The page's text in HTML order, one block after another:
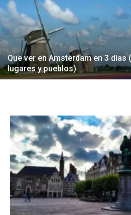
Que ver en Amsterdam en 3 días
lugares y pueblos)